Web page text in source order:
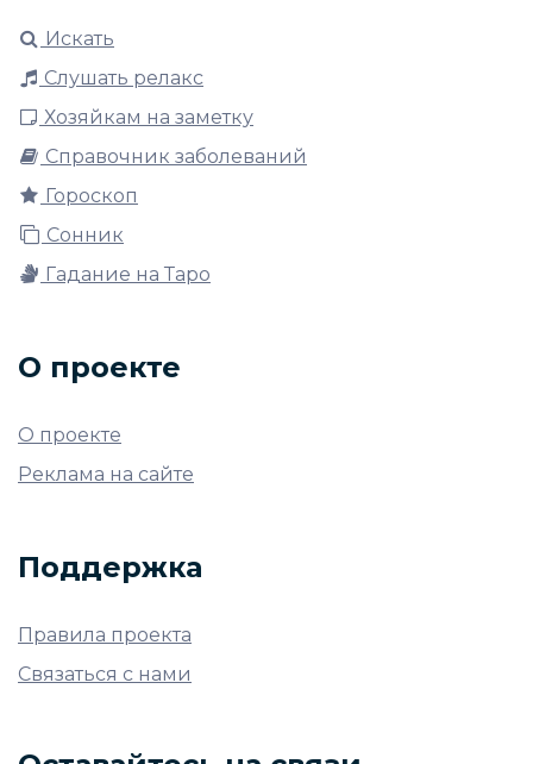
Искать
Слушать релакс
Хозяйкам на заметку
Справочник заболеваний
Гороскоп
Сонник
Гадание на Таро
О проекте
О проекте
Реклама на сайте
Поддержка
Правила проекта
Связаться с нами